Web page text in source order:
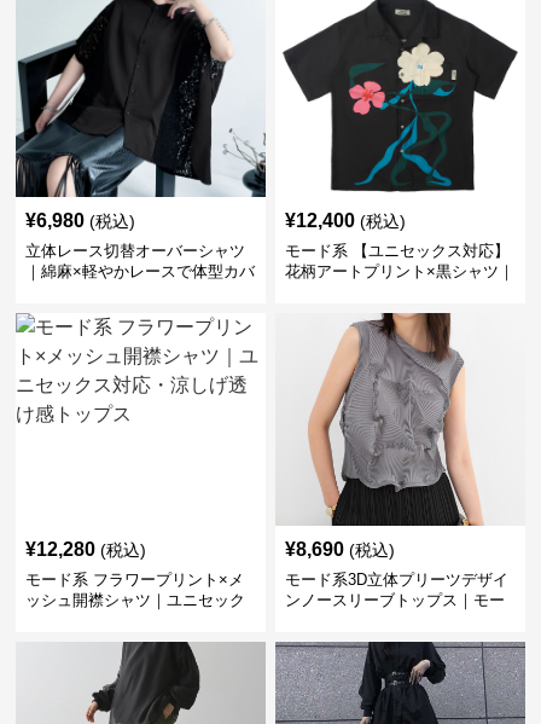
¥6,980 (税込)
立体レース切替オーバーシャツ
｜綿麻×軽やかレースで体型カバ
¥12,400 (税込)
モード系 【ユニセックス対応】
花柄アートプリント×黒シャツ｜
¥12,280 (税込)
モード系 フラワープリント×メ
ッシュ開襟シャツ｜ユニセック
¥8,690 (税込)
モード系3D立体プリーツデザイ
ンノースリーブトップス｜モー
役